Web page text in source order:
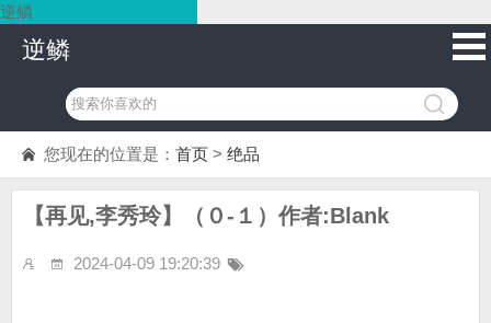
逆鳞
逆鳞
您现在的位置是： 首页 > 绝品
【再见,李秀玲】（０-１）作者:Blank
2024-04-09 19:20:39